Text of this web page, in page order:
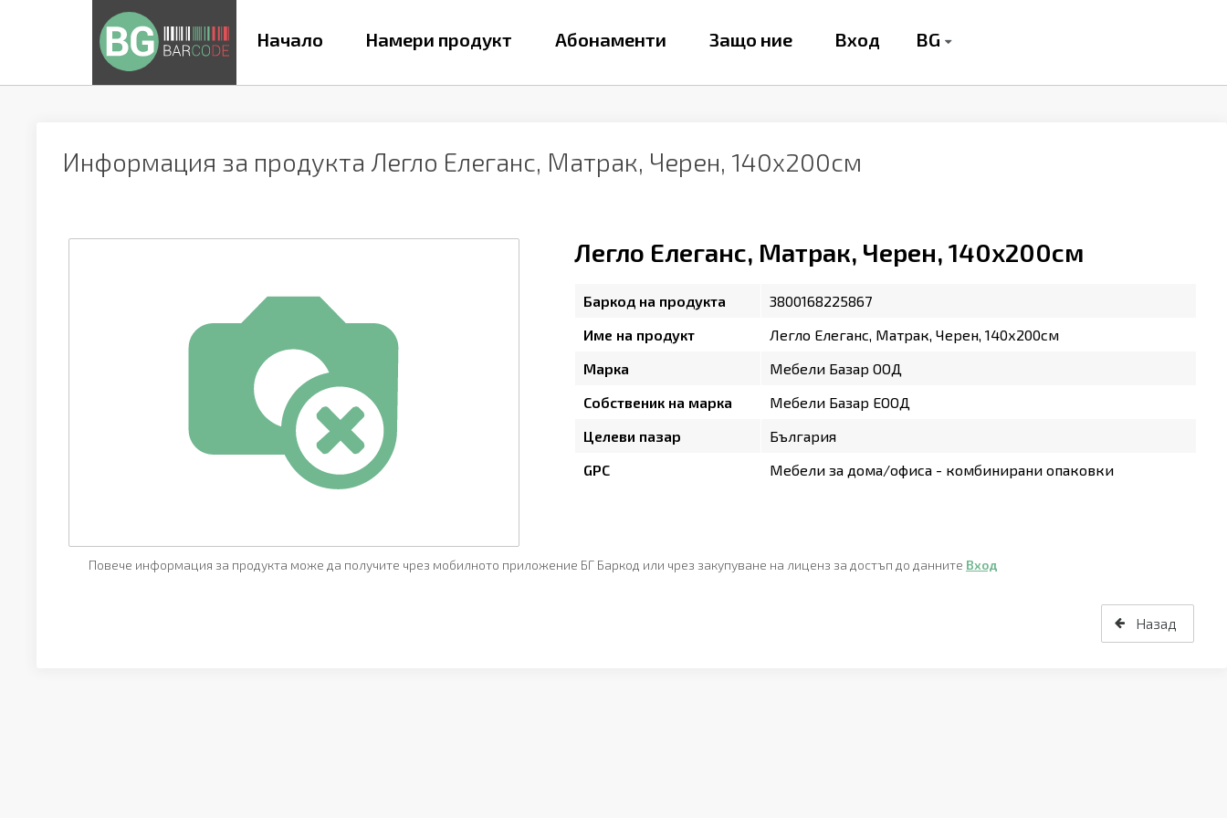
Начало Намери продукт Абонаменти Защо ние Вход BG
Информация за продукта Легло Елеганс, Матрак, Черен, 140х200см
Легло Елеганс, Матрак, Черен, 140х200см
Баркод на продукта
3800168225867
Име на продукт
Легло Елеганс, Матрак, Черен, 140х200см
Марка
Мебели Базар ООД
Собственик на марка
Мебели Базар ЕООД
Целеви пазар
България
GPC
Мебели за дома/офиса - комбинирани опаковки
Повече информация за продукта може да получите чрез мобилното приложение БГ Баркод или чрез закупуване на лиценз за достъп до данните Вход
Назад